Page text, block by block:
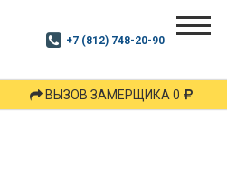
+7 (812) 748-20-90
ВЫЗОВ ЗАМЕРЩИКА 0
Дзен